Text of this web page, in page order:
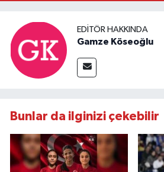
EDITÖR HAKKINDA
Gamze Köseoğlu
Bunlar da ilginizi çekebilir